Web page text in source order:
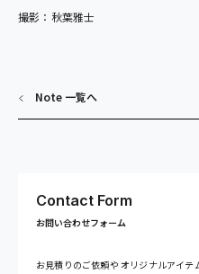
撮影：秋葉雅士
Note 一覧へ
Contact Form
お問い合わせフォーム
お見積りのご依頼や オリジナルアイテ